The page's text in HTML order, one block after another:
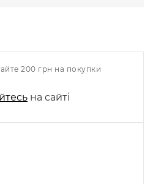
200 грн на покупки
на сайті